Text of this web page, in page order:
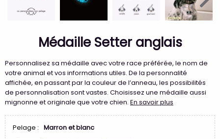
Médaille Setter anglais
Personnalisez sa médaille avec votre race préférée, le nom de
votre animal et vos informations utiles. De la personnalité
affichée, en passant par la couleur de l’anneau, les possibilités
de personnalisation sont vastes. Choisissez une médaille aussi
mignonne et originale que votre chien. En savoir plus
Pelage : Marron et blanc